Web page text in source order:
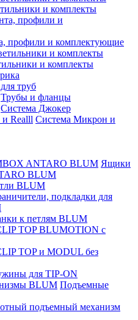
и комплекты
профили и комплектующие
и комплекты
труб
Трубы и фланцы
Система Джокер
Система Микрон и
Ящики
BLUM
BLUM
подкладки для
к петлям BLUM
TOP BLUMOTION с
TOP и MODUL без
для TIP-ON
Подъемные
подъемный механизм